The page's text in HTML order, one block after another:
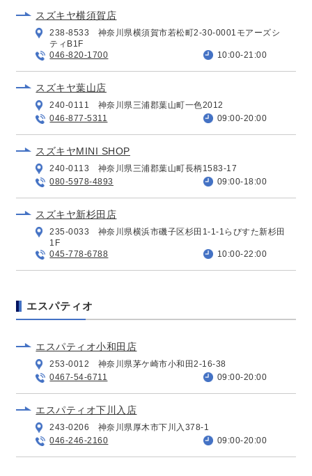
スズキヤ横須賀店
238-8533 神奈川県横須賀市若松町2-30-0001モアーズシ
ティB1F
046-820-1700
10:00-21:00
スズキヤ葉山店
240-0111 神奈川県三浦郡葉山町一色2012
046-877-5311
09:00-20:00
スズキヤMINI SHOP
240-0113 神奈川県三浦郡葉山町長柄1583-17
080-5978-4893
09:00-18:00
スズキヤ新杉田店
235-0033 神奈川県横浜市磯子区杉田1-1-1らびすた新杉田
1F
045-778-6788
10:00-22:00
エスパティオ
エスパティオ小和田店
253-0012 神奈川県茅ケ崎市小和田2-16-38
0467-54-6711
09:00-20:00
エスパティオ下川入店
243-0206 神奈川県厚木市下川入378-1
046-246-2160
09:00-20:00